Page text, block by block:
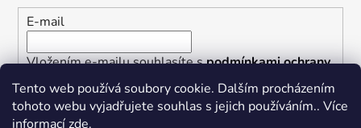
Tento web používá soubory cookie. Dalším procházením
tohoto webu vyjadřujete souhlas s jejich používáním.. Více
informacízde.
E-mail
Vložením e-mailu souhlasíte spodmínkami ochrany
osobních údajů
PŘIHLÁSIT SE